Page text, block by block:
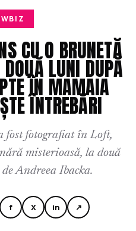
CU O BRUNETĂ
LUNI DUPĂ
ÎN MAMAIA
ÎNTREBĂRI
fost fotografiat în Loft,
misterioasă, la două
Andreea Ibacka.
f X in ↗